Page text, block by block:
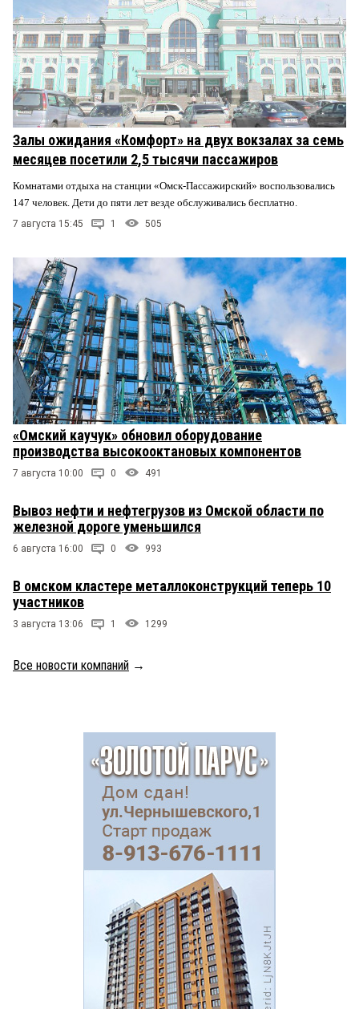
Залы ожидания «Комфорт» на двух вокзалах за семь
месяцев посетили 2,5 тысячи пассажиров
Комнатами отдыха на станции «Омск-Пассажирский» воспользовались
147 человек. Дети до пяти лет везде обслуживались бесплатно.
7 августа 15:45 1 505
«Омский каучук» обновил оборудование
производства высокооктановых компонентов
7 августа 10:00 0 491
Вывоз нефти и нефтегрузов из Омской области по
железной дороге уменьшился
6 августа 16:00 0 993
В омском кластере металлоконструкций теперь 10
участников
3 августа 13:06 1 1299
Все новости компаний →